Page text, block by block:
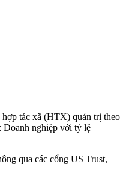
tác xã (HTX) quản trị theo
Doanh nghiệp với tỷ lệ
qua các cổng US Trust,